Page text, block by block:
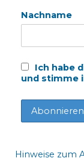
Nachname
Ich habe
und stimme
Hinweise zum